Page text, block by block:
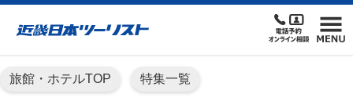
旅館・ホテルTOP 特集一覧